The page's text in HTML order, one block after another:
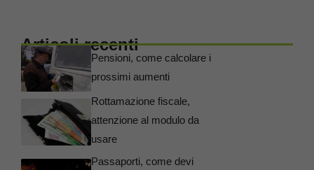
Articoli recenti
Pensioni, come calcolare i
prossimi aumenti
Rottamazione fiscale,
attenzione al modulo da
usare
Passaporti, come devi